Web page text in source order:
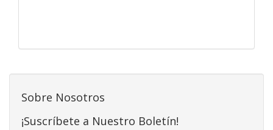
Sobre Nosotros
¡Suscríbete a Nuestro Boletín!